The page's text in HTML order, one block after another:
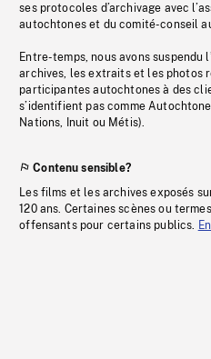
ses protocoles d’archivage avec
autochtones et du comité-conseil
Entre-temps, nous avons suspendu
archives, les extraits et les photos
participantes autochtones à des
s’identifient pas comme
Nations, Inuit ou Métis).
Contenu sensible?
Les films et les archives exposés
120 ans. Certaines scènes ou
offensants pour certains publics.